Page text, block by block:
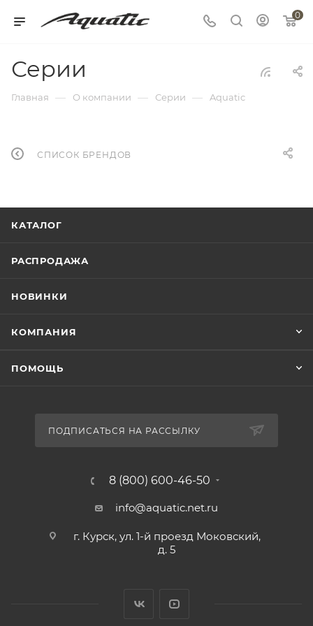
0
Серии
Главная — О компании — Серии — Aquatic
СПИСОК БРЕНДОВ
КАТАЛОГ
РАСПРОДАЖА
НОВИНКИ
КОМПАНИЯ
ПОМОЩЬ
ПОДПИСАТЬСЯ НА РАССЫЛКУ
8 (800) 600-46-50
info@aquatic.net.ru
г. Курск, ул. 1-й проезд Моковский,
д. 5